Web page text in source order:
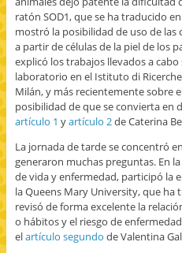
ratón SOD1, que se ha traducido
mostró la posibilidad de uso de
a partir de células de la piel de los
explicó los trabajos llevados a
laboratorio en el Istituto di
Milán, y más recientemente sobre
posibilidad de que se convierta en
artículo 1 yartículo 2de Caterina
La jornada de tarde se concentró
generaron muchas preguntas. En
de vida y enfermedad, participó la
la Queens Mary University, que ha
revisó de forma excelente la
o hábitos y el riesgo de
elartículo segundo de Valentina